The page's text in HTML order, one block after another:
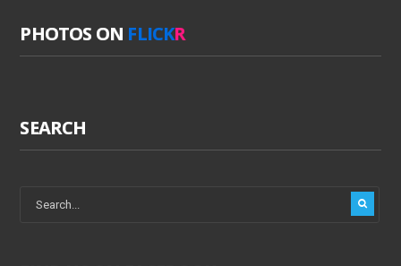
PHOTOS ON FLICKR
SEARCH